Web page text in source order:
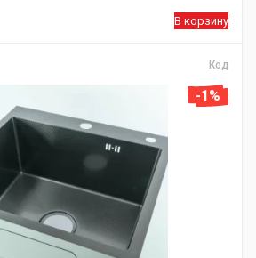
В корзину
Код
-1%